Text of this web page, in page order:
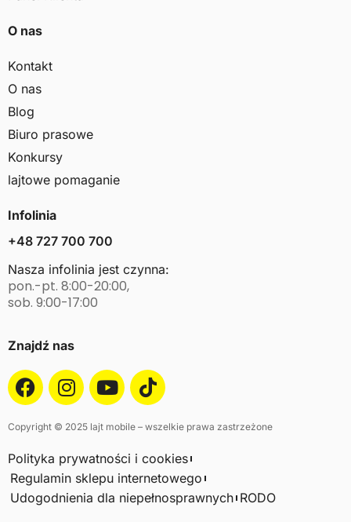
O nas
Kontakt
O nas
Blog
Biuro prasowe
Konkursy
lajtowe pomaganie
Infolinia
+48 727 700 700
Nasza infolinia jest czynna:
pon.-pt. 8:00-20:00,
sob. 9:00-17:00
Znajdź nas
Copyright © 2025 lajt mobile – wszelkie prawa zastrzeżone
Polityka prywatności i cookies
Regulamin sklepu internetowego
Udogodnienia dla niepełnosprawnych RODO